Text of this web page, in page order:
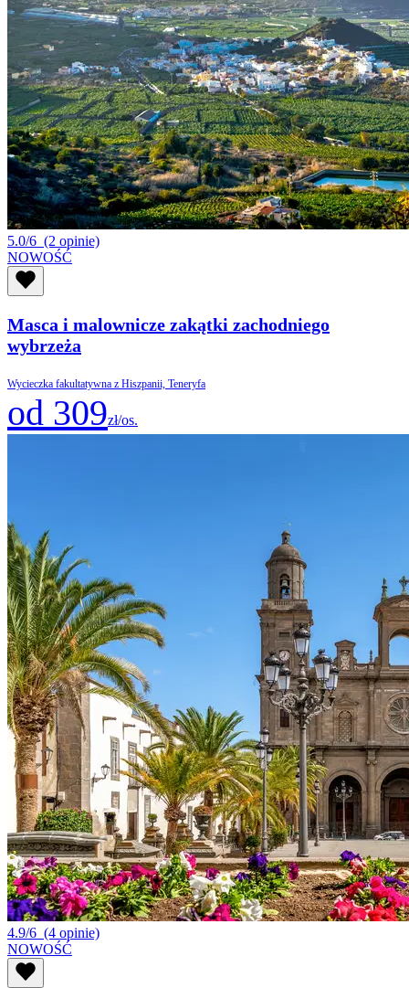
5.0/6 (2 opinie)
NOWOŚĆ
Masca i malownicze zakątki zachodniego
wybrzeża
Wycieczka fakultatywna z Hiszpanii, Teneryfa
od 309zł/os.
4.9/6 (4 opinie)
NOWOŚĆ